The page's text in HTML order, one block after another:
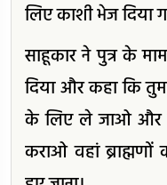
लिए काशी भेज दिया
साहूकार ने पुत्र के
दिया और कहा कि तुम
के लिए ले जाओ और
कराओ वहां